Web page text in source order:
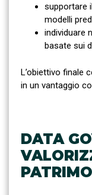
supportare
modelli
individuare
basate sui
L’obiettivo finale
in un vantaggio
DATA